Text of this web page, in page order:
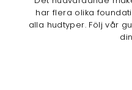
har flera olika
alla hudtyper. Följ vår